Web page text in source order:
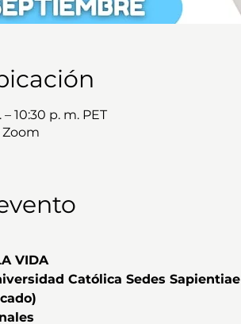
10:30 p. m. PET
VIDA
Católica Sedes Sapientiae